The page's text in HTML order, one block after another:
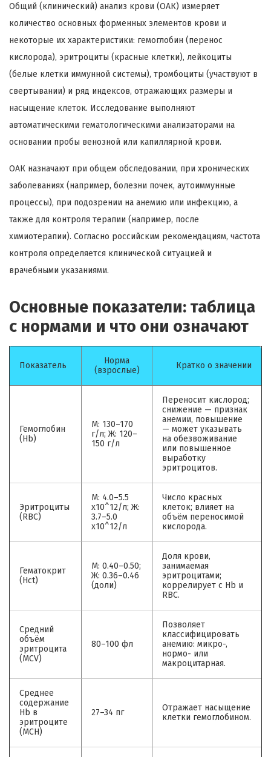
Общий (клинический) анализ крови (ОАК) измеряет
количество основных форменных элементов крови и
некоторые их характеристики: гемоглобин (перенос
кислорода), эритроциты (красные клетки), лейкоциты
(белые клетки иммунной системы), тромбоциты (участвуют в
свертывании) и ряд индексов, отражающих размеры и
насыщение клеток. Исследование выполняют
автоматическими гематологическими анализаторами на
основании пробы венозной или капиллярной крови.
ОАК назначают при общем обследовании, при хронических
заболеваниях (например, болезни почек, аутоиммунные
процессы), при подозрении на анемию или инфекцию, а
также для контроля терапии (например, после
химиотерапии). Согласно российским рекомендациям, частота
контроля определяется клинической ситуацией и
врачебными указаниями.
Основные показатели: таблица
с нормами и что они означают
Показатель
Норма
(взрослые)
Кратко о значении
Гемоглобин
(Hb)
М: 130–170
г/л; Ж: 120–
150 г/л
Переносит кислород;
снижение — признак
анемии, повышение
— может указывать
на обезвоживание
или повышенное
выработку
эритроцитов.
Эритроциты
(RBC)
М: 4.0–5.5
x10^12/л; Ж:
3.7–5.0
x10^12/л
Число красных
клеток; влияет на
объём переносимой
кислорода.
Гематокрит
(Hct)
М: 0.40–0.50;
Ж: 0.36–0.46
(доли)
Доля крови,
занимаемая
эритроцитами;
коррелирует с Hb и
RBC.
Средний
объём
эритроцита
(MCV)
80–100 фл
Позволяет
классифицировать
анемию: микро-,
нормо- или
макроцитарная.
Среднее
содержание
Hb в
эритроците
(MCH)
27–34 пг
Отражает насыщение
клетки гемоглобином.